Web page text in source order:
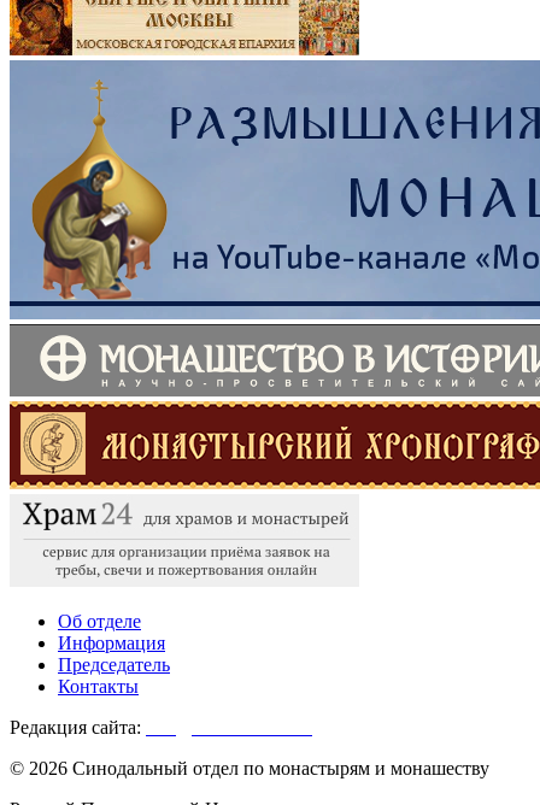
Об отделе
Информация
Председатель
Контакты
Редакция сайта:
© 2026 Синодальный отдел по монастырям и монашеству